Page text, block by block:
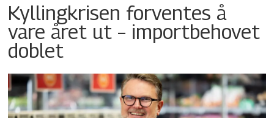
Kyllingkrisen forventes å
vare året ut – importbehovet
doblet